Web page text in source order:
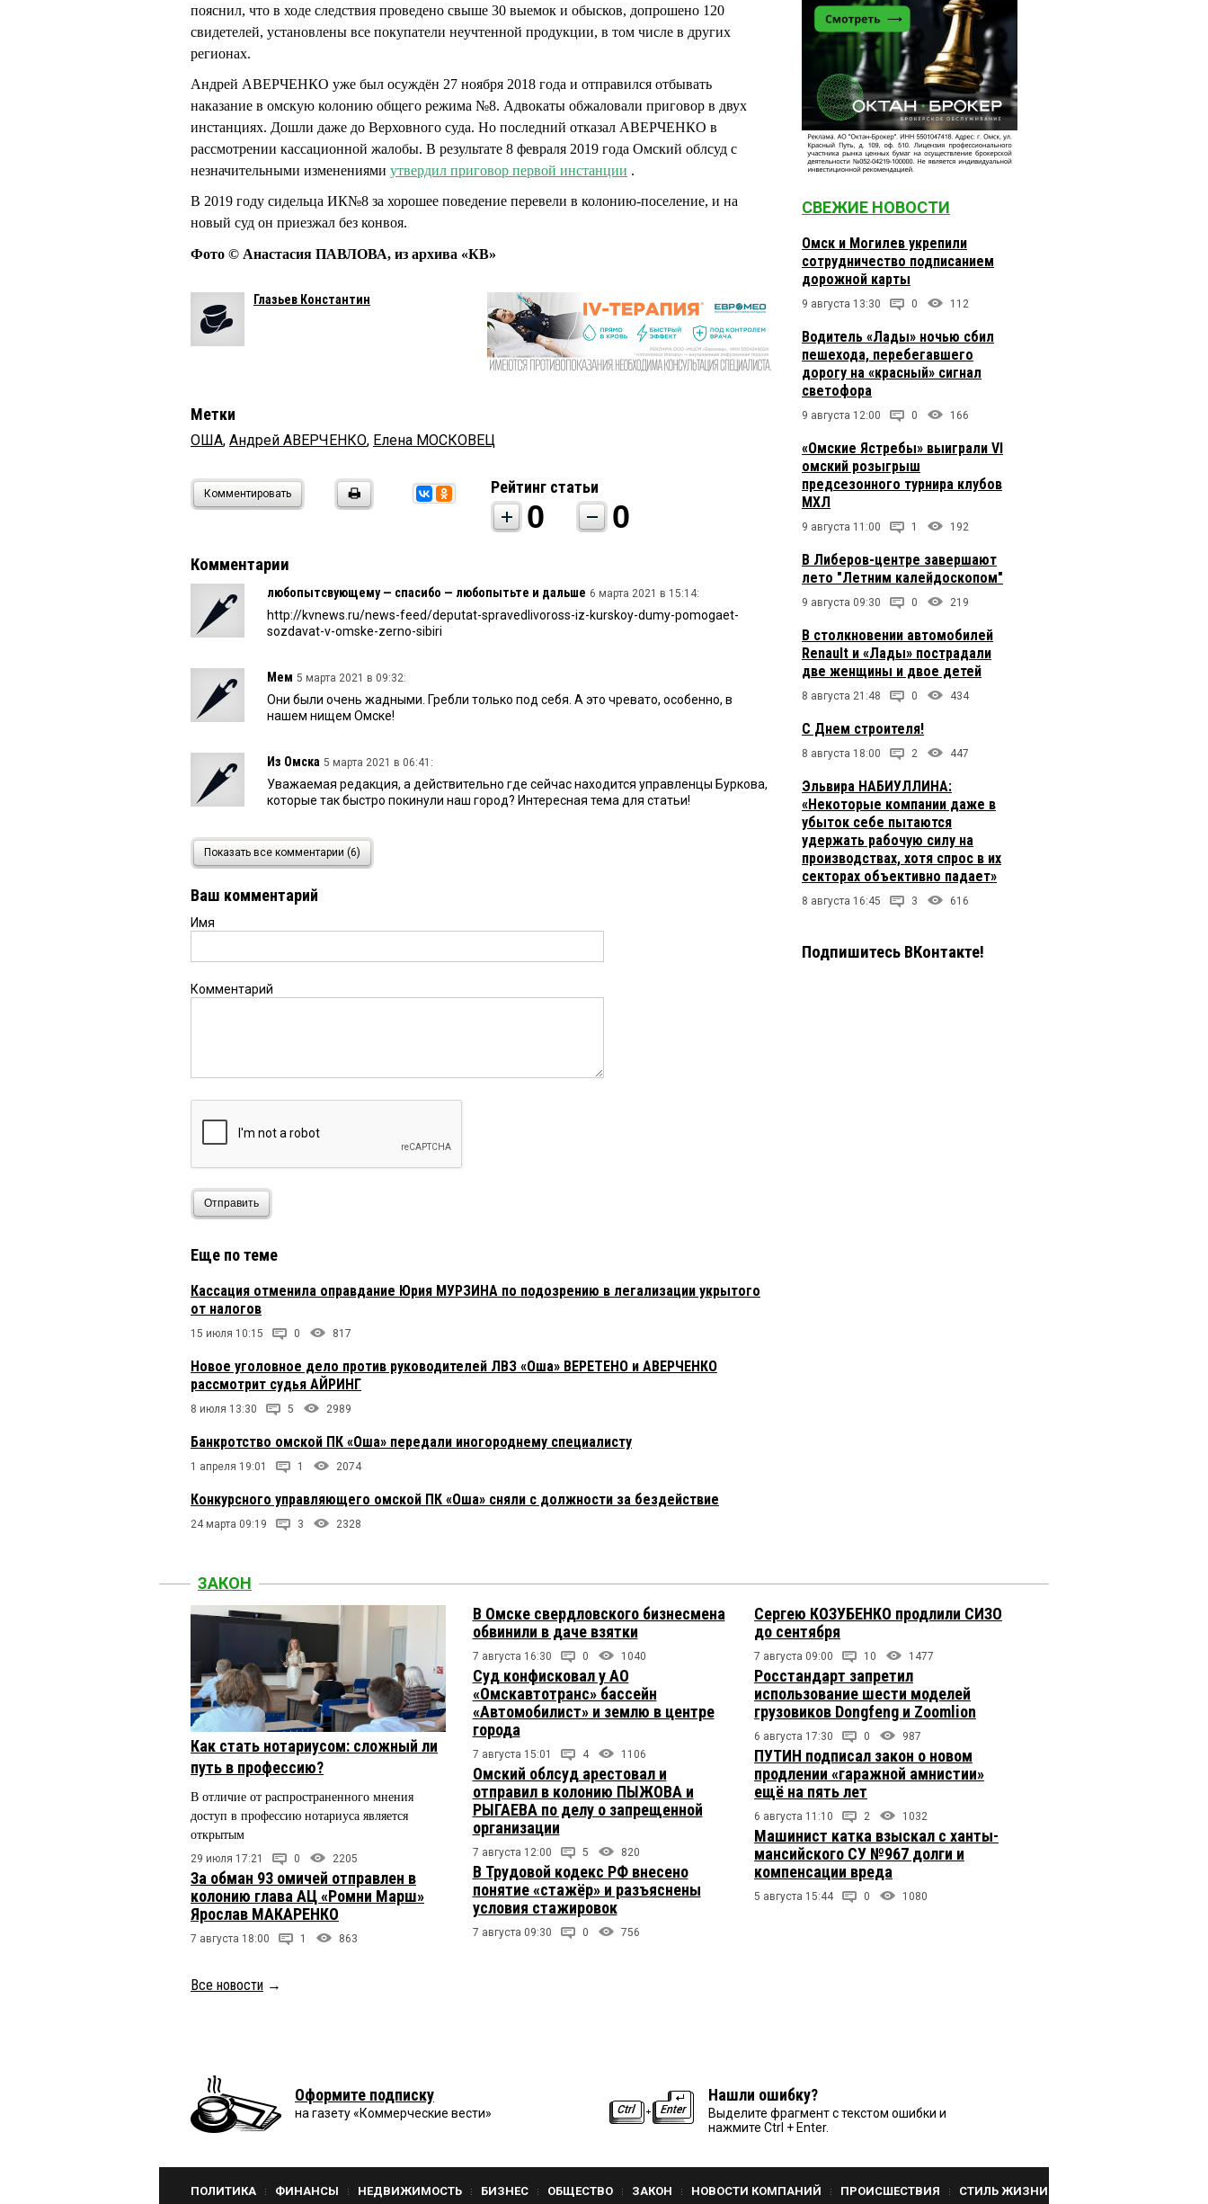
пояснил, что в ходе следствия проведено свыше 30 выемок и обысков, допрошено 120
свидетелей, установлены все покупатели неучтенной продукции, в том числе в других
регионах.
Андрей АВЕРЧЕНКО уже был осуждён 27 ноября 2018 года и отправился отбывать
наказание в омскую колонию общего режима №8. Адвокаты обжаловали приговор в двух
инстанциях. Дошли даже до Верховного суда. Но последний отказал АВЕРЧЕНКО в
рассмотрении кассационной жалобы. В результате 8 февраля 2019 года Омский облсуд с
незначительными изменениями утвердил приговор первой инстанции .
В 2019 году сидельца ИК№8 за хорошее поведение перевели в колонию-поселение, и на
новый суд он приезжал без конвоя.
Фото © Анастасия ПАВЛОВА, из архива «КВ»
Глазьев Константин
Метки
ОША, Андрей АВЕРЧЕНКО, Елена МОСКОВЕЦ
Комментировать Рейтинг статьи
0 0
Комментарии
любопытсвующему — спасибо — любопытьте и дальше 6 марта 2021 в 15:14:
http://kvnews.ru/news-feed/deputat-spravedlivoross-iz-kurskoy-dumy-pomogaet-
sozdavat-v-omske-zerno-sibiri
Мем 5 марта 2021 в 09:32:
Они были очень жадными. Гребли только под себя. А это чревато, особенно, в
нашем нищем Омске!
Из Омска 5 марта 2021 в 06:41:
Уважаемая редакция, а действительно где сейчас находится управленцы Буркова,
которые так быстро покинули наш город? Интересная тема для статьи!
Любопытствующий
Напомню публикацию в Город55 https://gorod55.ru/news/economy/29-07-
sibiri где рассказывается, что в эту историю с Ошей был замешан бывший советник
здесь ЛК «Зерно Сибири»
Полный непрофессионализм судей, налоговиков и прокурора нисколько не помешал
симптоматично... Или... показательно?!
Показать все комментарии (6)
Ваш комментарий
Имя
Комментарий
Отправить
Еще по теме
Кассация отменила оправдание Юрия МУРЗИНА по подозрению в легализации укрытого
от налогов
15 июля 10:15 0 817
Новое уголовное дело против руководителей ЛВЗ «Оша» ВЕРЕТЕНО и АВЕРЧЕНКО
рассмотрит судья АЙРИНГ
8 июля 13:30 5 2989
Банкротство омской ПК «Оша» передали иногороднему специалисту
1 апреля 19:01 1 2074
Конкурсного управляющего омской ПК «Оша» сняли с должности за бездействие
24 марта 09:19 3 2328
СВЕЖИЕ НОВОСТИ
Омск и Могилев укрепили
сотрудничество подписанием
дорожной карты
9 августа 13:30 0 112
Водитель «Лады» ночью сбил
пешехода, перебегавшего
дорогу на «красный» сигнал
светофора
9 августа 12:00 0 166
«Омские Ястребы» выиграли VI
омский розыгрыш
предсезонного турнира клубов
МХЛ
9 августа 11:00 1 192
В Либеров-центре завершают
лето "Летним калейдоскопом"
9 августа 09:30 0 219
В столкновении автомобилей
Renault и «Лады» пострадали
две женщины и двое детей
8 августа 21:48 0 434
С Днем строителя!
8 августа 18:00 2 447
Эльвира НАБИУЛЛИНА:
«Некоторые компании даже в
убыток себе пытаются
удержать рабочую силу на
производствах, хотя спрос в их
секторах объективно падает»
8 августа 16:45 3 616
Подпишитесь ВКонтакте!
ЗАКОН
Как стать нотариусом: сложный ли
путь в профессию?
В отличие от распространенного мнения
доступ в профессию нотариуса является
открытым
29 июля 17:21 0 2205
За обман 93 омичей отправлен в
колонию глава АЦ «Ромни Марш»
Ярослав МАКАРЕНКО
7 августа 18:00 1 863
В Омске свердловского бизнесмена
обвинили в даче взятки
7 августа 16:30 0 1040
Суд конфисковал у АО
«Омскавтотранс» бассейн
«Автомобилист» и землю в центре
города
7 августа 15:01 4 1106
Омский облсуд арестовал и
отправил в колонию ПЫЖОВА и
РЫГАЕВА по делу о запрещенной
организации
7 августа 12:00 5 820
В Трудовой кодекс РФ внесено
понятие «стажёр» и разъяснены
условия стажировок
7 августа 09:30 0 756
Сергею КОЗУБЕНКО продлили СИЗО
до сентября
7 августа 09:00 10 1477
Росстандарт запретил
использование шести моделей
грузовиков Dongfeng и Zoomlion
6 августа 17:30 0 987
ПУТИН подписал закон о новом
продлении «гаражной амнистии»
ещё на пять лет
6 августа 11:10 2 1032
Машинист катка взыскал с ханты-
мансийского СУ №967 долги и
компенсации вреда
5 августа 15:44 0 1080
Все новости →
Оформите подписку
на газету «Коммерческие вести»
Нашли ошибку?
Выделите фрагмент с текстом ошибки и
нажмите Ctrl + Enter.
ПОЛИТИКА ФИНАНСЫ НЕДВИЖИМОСТЬ БИЗНЕС ОБЩЕСТВО ЗАКОН НОВОСТИ КОМПАНИЙ ПРОИСШЕСТВИЯ СТИЛЬ ЖИЗНИ